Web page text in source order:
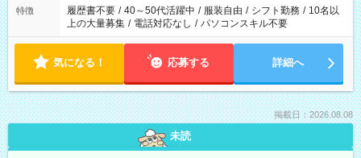
合は応募できません。
特徴 履歴書不要 / 40～50代活躍中 / 服装自由 / シフト勤務 / 10名以
上の大量募集 / 電話対応なし / パソコンスキル不要
気になる！ 応募する 詳細へ
掲載日：2026.08.08
未読